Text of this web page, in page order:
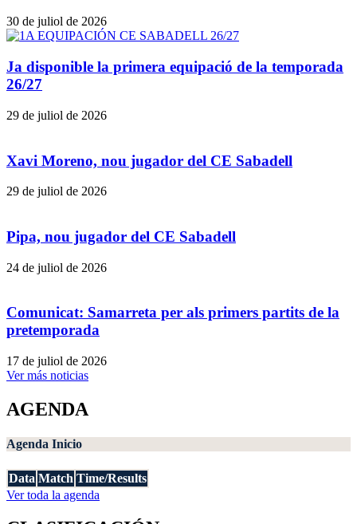
30 de juliol de 2026
Ja disponible la primera equipació de la temporada
26/27
29 de juliol de 2026
Xavi Moreno, nou jugador del CE Sabadell
29 de juliol de 2026
Pipa, nou jugador del CE Sabadell
24 de juliol de 2026
Comunicat: Samarreta per als primers partits de la
pretemporada
17 de juliol de 2026
Ver más noticias
AGENDA
Agenda Inicio
Data Match Time/Results
Ver toda la agenda